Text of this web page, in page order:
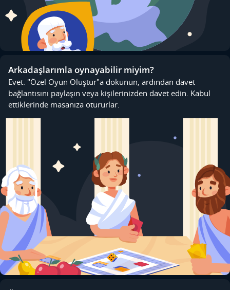
Arkadaşlarımla oynayabilir miyim?
Evet. "Özel Oyun Oluştur"a dokunun, ardından davet
bağlantısını paylaşın veya kişilerinizden davet edin. Kabul
ettiklerinde masanıza otururlar.